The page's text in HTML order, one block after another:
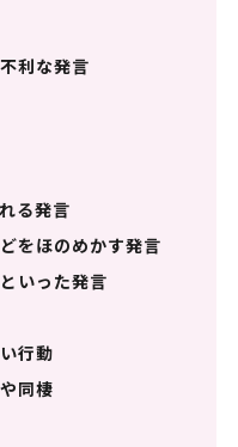
利な発言
る発言
をほのめかす発言
いった発言
行動
同棲